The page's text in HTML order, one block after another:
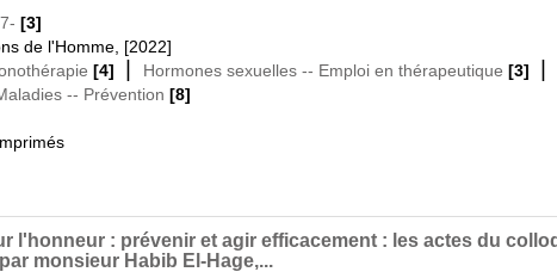
[3]
de l'Homme, [2022]
[4] | Hormones sexuelles -- Emploi en thérapeutique [3] |
-- Prévention [8]
l'honneur : prévenir et agir efficacement : les actes du
monsieur Habib El-Hage,...